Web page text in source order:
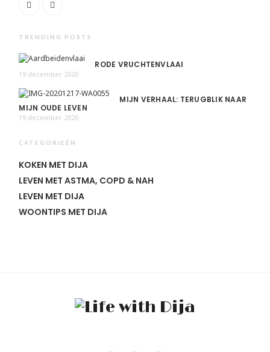
TRENDING POSTS
RODE VRUCHTENVLAAI
19 december 2020
MIJN VERHAAL: TERUGBLIK NAAR
MIJN OUDE LEVEN
19 december 2020
CATEGORIEËN
KOKEN MET DIJA
LEVEN MET ASTMA, COPD & NAH
LEVEN MET DIJA
WOONTIPS MET DIJA